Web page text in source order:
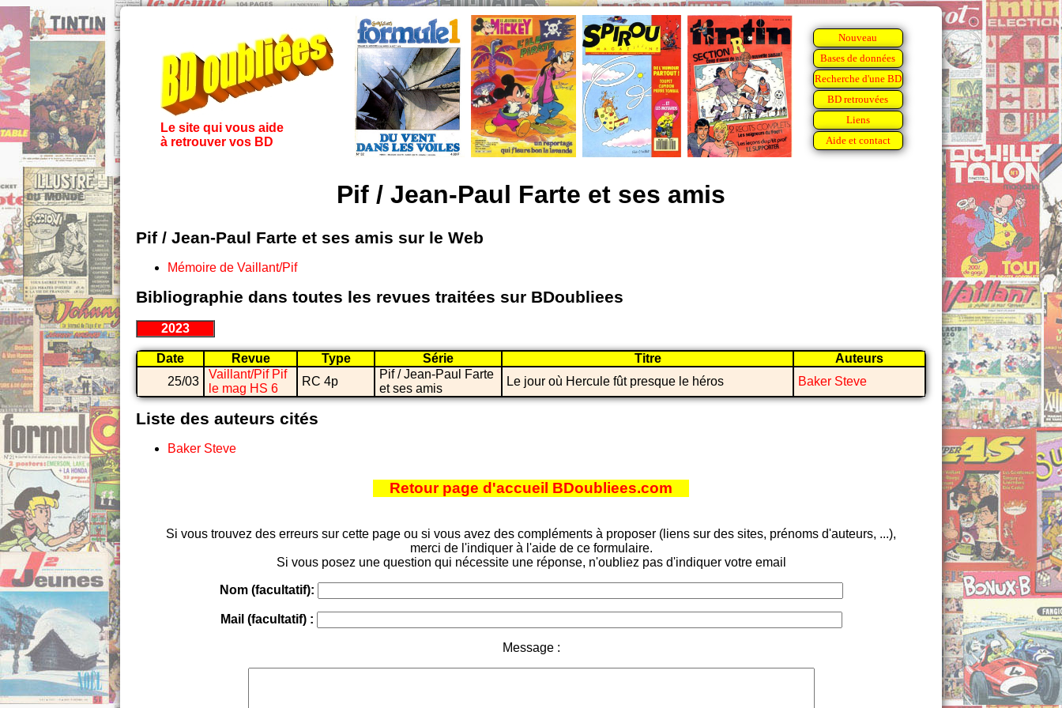
Le site qui vous aide
à retrouver vos BD
Nouveau
Bases de données
Recherche d'une BD
BD retrouvées
Liens
Aide et contact
Pif / Jean-Paul Farte et ses amis
Pif / Jean-Paul Farte et ses amis sur le Web
Mémoire de Vaillant/Pif
Bibliographie dans toutes les revues traitées sur BDoubliees
2023
Date Revue Type Série Titre
Auteurs
25/03
Vaillant/Pif Pif
le mag HS 6
RC 4p
Pif / Jean-Paul Farte
et ses amis
Le jour où Hercule fût presque le héros Baker Steve
Liste des auteurs cités
Baker Steve
Retour page d'accueil BDoubliees.com
Si vous trouvez des erreurs sur cette page ou si vous avez des compléments à proposer (liens sur des sites, prénoms d'auteurs, ...),
merci de l'indiquer à l'aide de ce formulaire.
Si vous posez une question qui nécessite une réponse, n'oubliez pas d'indiquer votre email
Nom (facultatif):
Mail (facultatif) :
Message :